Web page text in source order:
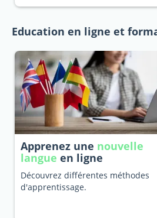
Education en ligne et
Apprenez une nouvelle
langue en ligne
Découvrez différentes méthodes
d'apprentissage.